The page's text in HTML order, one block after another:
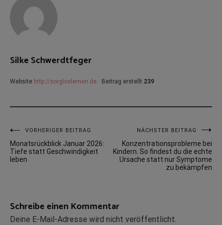
Silke Schwerdtfeger
Website http://sorgloslernen.de Beitrag erstellt 239
Beitragsnavigation
VORHERIGER BEITRAG
Monatsrückblick Januar 2026:
Tiefe statt Geschwindigkeit
leben
NÄCHSTER BEITRAG
Konzentrationsprobleme bei
Kindern. So findest du die echte
Ursache statt nur Symptome
zu bekämpfen
Schreibe einen Kommentar
Deine E-Mail-Adresse wird nicht veröffentlicht.